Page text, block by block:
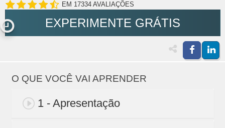
EM 17334 AVALIAÇÕES
EXPERIMENTE GRÁTIS
O QUE VOCÊ VAI APRENDER
1 - Apresentação